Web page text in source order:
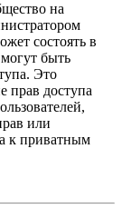
на
состоять в
быть
Это
прав доступа
или
к приватным